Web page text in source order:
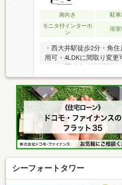
南向き 駐車
モニタ付インターホ
ン
浴
・西大井駅徒歩2分・角
用可・4LDKに間取り変更
Ｋ１５畳以上・前面棟無
シーフォートタワー